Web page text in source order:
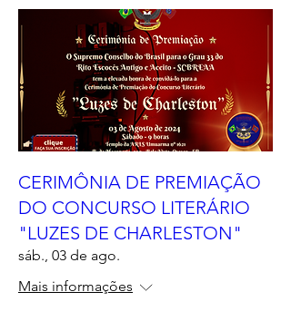
CERIMÔNIA DE PREMIAÇÃO
DO CONCURSO LITERÁRIO
"LUZES DE CHARLESTON"
sáb., 03 de ago.
Mais informações